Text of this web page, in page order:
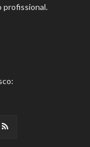
profissional.